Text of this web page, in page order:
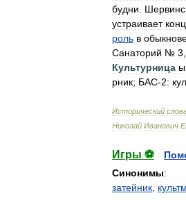
будни
устраивает
роль в
Санаторий № 3
Культурница ы
рник; БАС-2:
Исторический
Николай Иванович
Игры ⚽
Синонимы:
затейник